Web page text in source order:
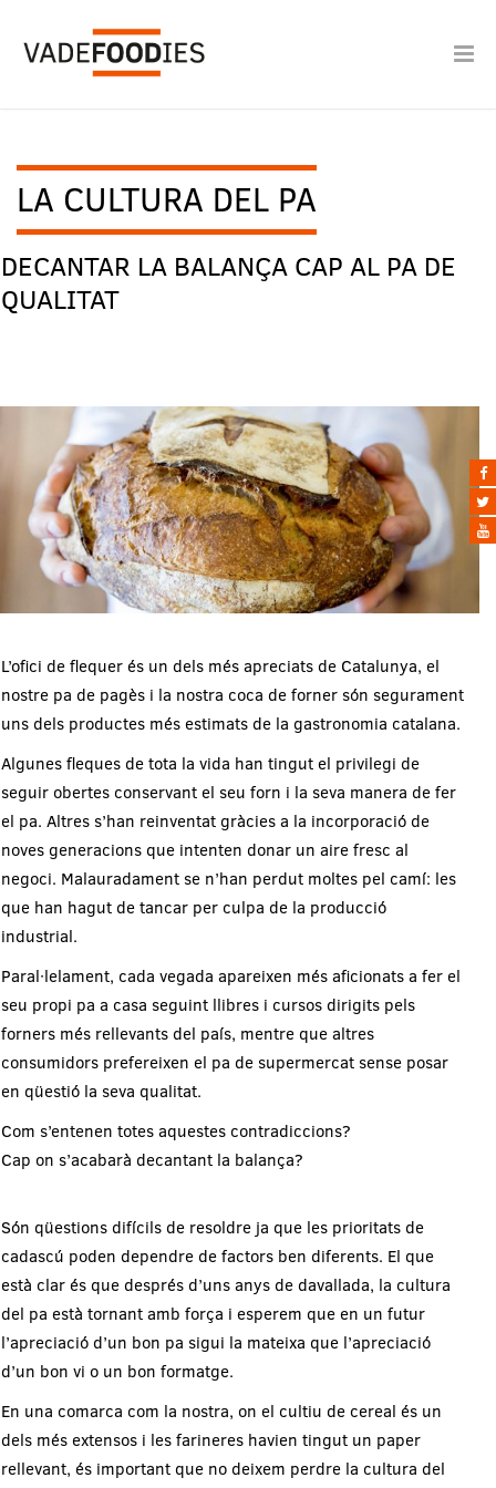
LA CULTURA DEL PA
DECANTAR LA BALANÇA CAP AL PA DE
QUALITAT
L’ofici de flequer és un dels més apreciats de Catalunya, el
nostre pa de pagès i la nostra coca de forner són segurament
uns dels productes més estimats de la gastronomia catalana.
Algunes fleques de tota la vida han tingut el privilegi de
seguir obertes conservant el seu forn i la seva manera de fer
el pa. Altres s’han reinventat gràcies a la incorporació de
noves generacions que intenten donar un aire fresc al
negoci. Malauradament se n’han perdut moltes pel camí: les
que han hagut de tancar per culpa de la producció
industrial.
Paral·lelament, cada vegada apareixen més aficionats a fer el
seu propi pa a casa seguint llibres i cursos dirigits pels
forners més rellevants del país, mentre que altres
consumidors prefereixen el pa de supermercat sense posar
en qüestió la seva qualitat.
Com s’entenen totes aquestes contradiccions?
Cap on s’acabarà decantant la balança?
Són qüestions difícils de resoldre ja que les prioritats de
cadascú poden dependre de factors ben diferents. El que
està clar és que després d’uns anys de davallada, la cultura
del pa està tornant amb força i esperem que en un futur
l’apreciació d’un bon pa sigui la mateixa que l’apreciació
d’un bon vi o un bon formatge.
En una comarca com la nostra, on el cultiu de cereal és un
dels més extensos i les farineres havien tingut un paper
rellevant, és important que no deixem perdre la cultura del